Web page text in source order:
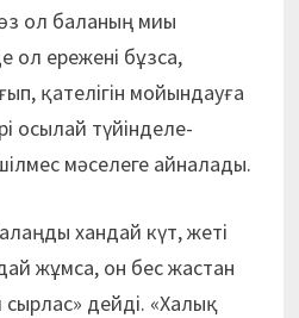
ол баланың миы
ол ережені бұзса,
қателігін мойындауға
осылай түйінделе-
мәселеге айналады.
хандай күт, жеті
жұмса, он бес жастан
дейді. «Халық